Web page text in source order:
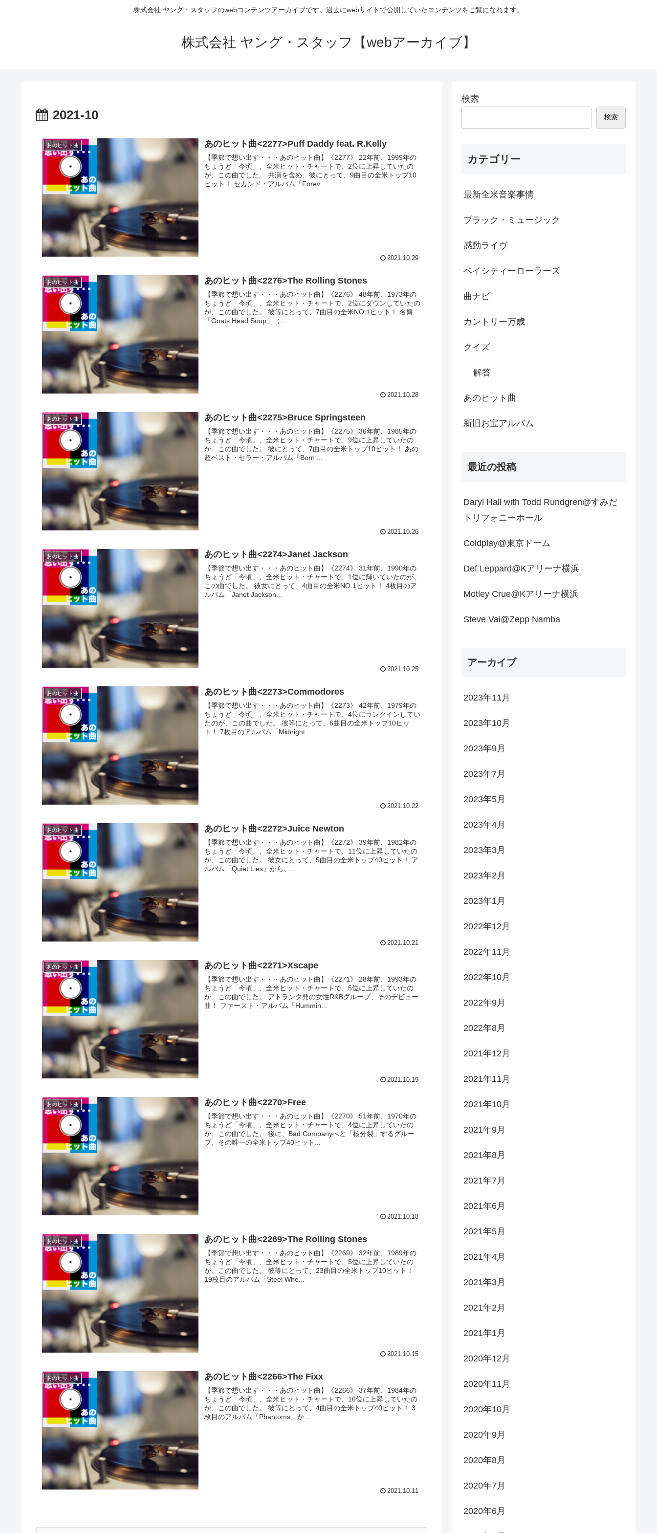
株式会社 ヤング・スタッフのwebコンテンツアーカイブです。過去にwebサイトで公開していたコンテンツをご覧になれます。
株式会社 ヤング・スタッフ【webアーカイブ】
2021-10
あのヒット曲 あのヒット曲<2277>Puff Daddy feat. R.Kelly
【季節で想い出す・・・あのヒット曲】《2277》 22年前、1999年の
ちょうど「今頃」、全米ヒット・チャートで、2位に上昇していたの
が、この曲でした。 共演を含め、彼にとって、9曲目の全米トップ10
ヒット！ セカンド・アルバム「Forev...
2021.10.29
あのヒット曲 あのヒット曲<2276>The Rolling Stones
【季節で想い出す・・・あのヒット曲】《2276》 48年前、1973年の
ちょうど「今頃」、全米ヒット・チャートで、2位にダウンしていたの
が、この曲でした。 彼等にとって、7曲目の全米NO.1ヒット！ 名盤
「Goats Head Soup」（...
2021.10.28
あのヒット曲 あのヒット曲<2275>Bruce Springsteen
【季節で想い出す・・・あのヒット曲】《2275》 36年前、1985年の
ちょうど「今頃」、全米ヒット・チャートで、9位に上昇していたの
が、この曲でした。 彼にとって、7曲目の全米トップ10ヒット！ あの
超ベスト・セラー・アルバム「Born ...
2021.10.26
あのヒット曲 あのヒット曲<2274>Janet Jackson
【季節で想い出す・・・あのヒット曲】《2274》 31年前、1990年の
ちょうど「今頃」、全米ヒット・チャートで、1位に輝いていたのが、
この曲でした。 彼女にとって、4曲目の全米NO.1ヒット！ 4枚目のア
ルバム「Janet Jackson...
2021.10.25
あのヒット曲 あのヒット曲<2273>Commodores
【季節で想い出す・・・あのヒット曲】《2273》 42年前、1979年の
ちょうど「今頃」、全米ヒット・チャートで、4位にランクインしてい
たのが、この曲でした。 彼等にとって、6曲目の全米トップ10ヒッ
ト！ 7枚目のアルバム「Midnight...
2021.10.22
あのヒット曲 あのヒット曲<2272>Juice Newton
【季節で想い出す・・・あのヒット曲】《2272》 39年前、1982年の
ちょうど「今頃」、全米ヒット・チャートで、11位に上昇していたの
が、この曲でした。 彼女にとって、5曲目の全米トップ40ヒット！ ア
ルバム「Quiet Lies」から、...
2021.10.21
あのヒット曲 あのヒット曲<2271>Xscape
【季節で想い出す・・・あのヒット曲】《2271》 28年前、1993年の
ちょうど「今頃」、全米ヒット・チャートで、5位に上昇していたの
が、この曲でした。 アトランタ発の女性R&Bグループ、そのデビュー
曲！ ファースト・アルバム「Hummin...
2021.10.19
あのヒット曲 あのヒット曲<2270>Free
【季節で想い出す・・・あのヒット曲】《2270》 51年前、1970年の
ちょうど「今頃」、全米ヒット・チャートで、4位に上昇していたの
が、この曲でした。 後に、Bad Companyへと「核分裂」するグルー
プ、その唯一の全米トップ40ヒット...
2021.10.18
あのヒット曲 あのヒット曲<2269>The Rolling Stones
【季節で想い出す・・・あのヒット曲】《2269》 32年前、1989年の
ちょうど「今頃」、全米ヒット・チャートで、5位に上昇していたの
が、この曲でした。 彼等にとって、23曲目の全米トップ10ヒット！
19枚目のアルバム「Steel Whe...
2021.10.15
あのヒット曲 あのヒット曲<2266>The Fixx
【季節で想い出す・・・あのヒット曲】《2266》 37年前、1984年の
ちょうど「今頃」、全米ヒット・チャートで、16位に上昇していたの
が、この曲でした。 彼等にとって、4曲目の全米トップ40ヒット！ 3
枚目のアルバム「Phantoms」か...
2021.10.11
検索
検索
カテゴリー
最新全米音楽事情
ブラック・ミュージック
感動ライヴ
ベイシティーローラーズ
曲ナビ
カントリー万歳
クイズ
解答
あのヒット曲
新旧お宝アルバム
最近の投稿
Daryl Hall with Todd Rundgren@すみだ
トリフォニーホール
Coldplay@東京ドーム
Def Leppard@Kアリーナ横浜
Motley Crue@Kアリーナ横浜
Steve Vai@Zepp Namba
アーカイブ
2023年11月
2023年10月
2023年9月
2023年7月
2023年5月
2023年4月
2023年3月
2023年2月
2023年1月
2022年12月
2022年11月
2022年10月
2022年9月
2022年8月
2021年12月
2021年11月
2021年10月
2021年9月
2021年8月
2021年7月
2021年6月
2021年5月
2021年4月
2021年3月
2021年2月
2021年1月
2020年12月
2020年11月
2020年10月
2020年9月
2020年8月
2020年7月
2020年6月